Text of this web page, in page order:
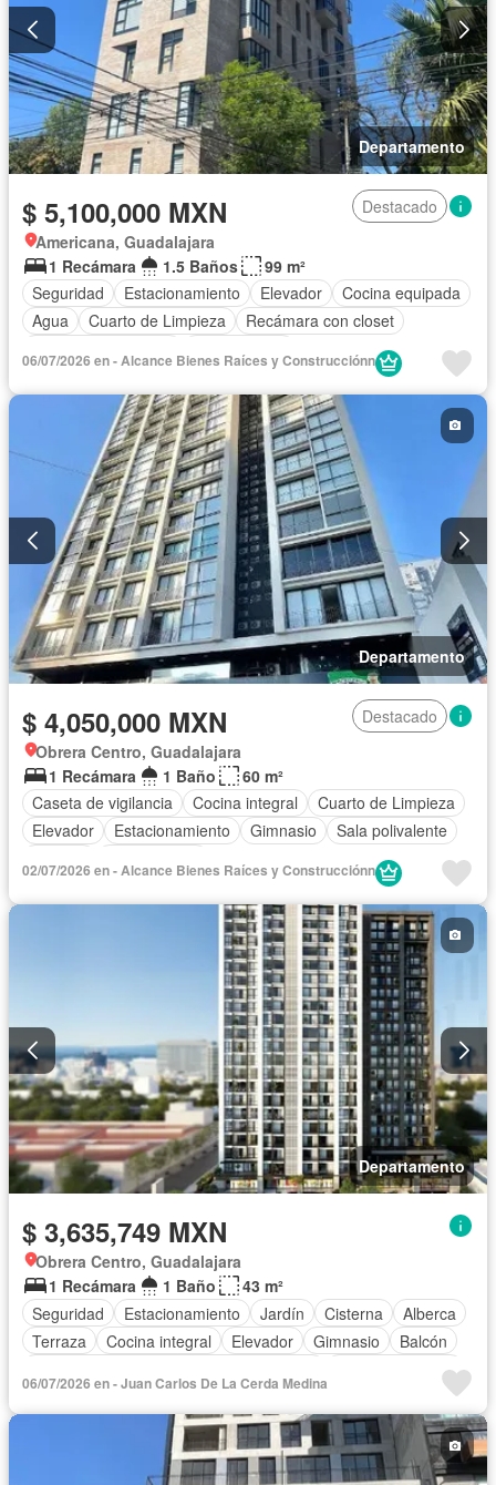
Departamento
$ 5,100,000 MXN
Destacado
Americana, Guadalajara
1 Recámara
1.5 Baños
99 m²
Seguridad
Estacionamiento Elevador
Cocina equipada
Agua
Cuarto de Limpieza
Recámara con closet
06/07/2026 en - Alcance Bienes Raí­ces y Construcciónn
Departamento
$ 4,050,000 MXN
Destacado
Obrera Centro, Guadalajara
1 Recámara
1 Baño
60 m²
Caseta de vigilancia
Cocina integral
Cuarto de Limpieza
Elevador
Estacionamiento Gimnasio
Sala polivalente
02/07/2026 en - Alcance Bienes Raí­ces y Construcciónn
Departamento
$ 3,635,749 MXN
Obrera Centro, Guadalajara
1 Recámara
1 Baño
43 m²
Seguridad
Estacionamiento Jardín Cisterna
Alberca
Terraza
Cocina integral Elevador Gimnasio
Balcón
Cocina equipada
Zona infantil
Sala polivalente Bodega
Vista panorámica
Conserje
06/07/2026 en - Juan Carlos De La Cerda Medina